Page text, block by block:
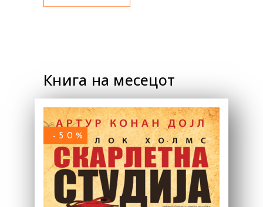
Книга на месецот
-50%